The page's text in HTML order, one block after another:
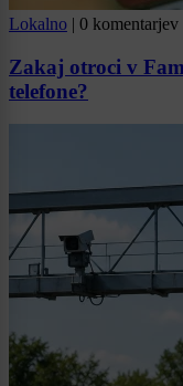
Lokalno | 0 komentarjev
Zakaj otroci v
telefone?